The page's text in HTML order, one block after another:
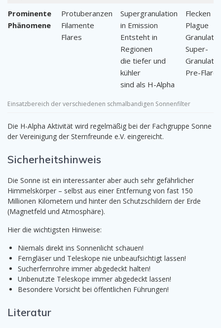
Prominente
Phänomene
Protuberanzen
Filamente
Flares
Supergranulation
in Emission
Entsteht in
Regionen
die tiefer und
kühler
sind als H-Alpha
Flecken
Plague
Super-
Pre-Flare
Einsatzbereich der verschiedenen schmalbandigen Sonnenfilter
Die H-Alpha Aktivität wird regelmäßig bei der Fachgruppe Sonne
der Vereinigung der Sternfreunde e.V. eingereicht.
Sicherheitshinweis
Die Sonne ist ein interessanter aber auch sehr gefährlicher
Himmelskörper – selbst aus einer Entfernung von fast 150
Millionen Kilometern und hinter den Schutzschildern der Erde
(Magnetfeld und Atmosphäre).
Hier die wichtigsten Hinweise:
Niemals direkt ins Sonnenlicht schauen!
Ferngläser und Teleskope nie unbeaufsichtigt lassen!
Sucherfernrohre immer abgedeckt halten!
Unbenutzte Teleskope immer abgedeckt lassen!
Besondere Vorsicht bei öffentlichen Führungen!
Literatur